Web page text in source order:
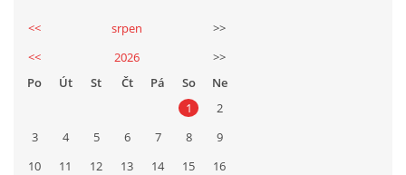
<< srpen
>>
<<
2026
>>
Po
Út St Čt Pá So
Ne
1
2
3
4 5 6 7 8
9
10
11 12 13 14 15
16